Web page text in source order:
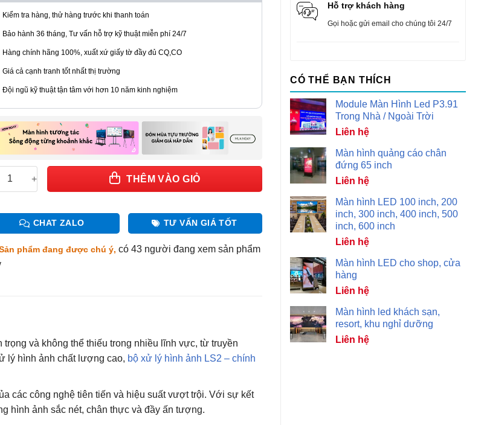
Hỗ trợ khách hàng
Gọi hoặc gửi email cho chúng tôi 24/7
CÓ THỂ BẠN THÍCH
Module Màn Hình Led P3.91
Trong Nhà / Ngoài Trời
Liên hệ
Màn hình quảng cáo chân
đứng 65 inch
Liên hệ
Màn hình LED 100 inch, 200
inch, 300 inch, 400 inch, 500
inch, 600 inch
Liên hệ
Màn hình LED cho shop, cửa
hàng
Liên hệ
Màn hình led khách sạn,
resort, khu nghỉ dưỡng
Liên hệ
Kiểm tra hàng, thử hàng trước khi thanh toán
Bảo hành 36 tháng, Tư vấn hỗ trợ kỹ thuật miễn phí 24/7
Hàng chính hãng 100%, xuất xứ giấy tờ đầy đủ CQ,CO
Giá cả cạnh tranh tốt nhất thị trường
Đội ngũ kỹ thuật tận tâm với hơn 10 năm kinh nghiệm
xử lý hình ảnh LS2 - chính hãng Kystar số lượng
THÊM VÀO GIỎ
CHAT ZALO TƯ VẤN GIÁ TỐT
phẩm đang được chú ý, có 43người đang xem sản phẩm
và không thể thiếu trong nhiều lĩnh vực, từ truyền
lý hình ảnh chất lượng cao, bộ xử lý hình ảnh LS2 – chính
các công nghệ tiên tiến và hiệu suất vượt trội. Với sự kết
hình ảnh sắc nét, chân thực và đầy ấn tượng.